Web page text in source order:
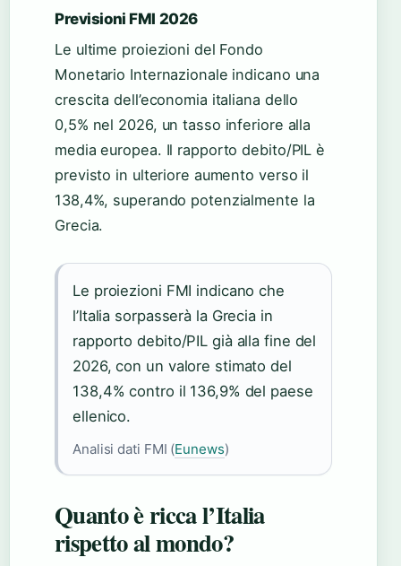
Previsioni FMI 2026
Le ultime proiezioni del Fondo
Monetario Internazionale indicano una
crescita dell’economia italiana dello
0,5% nel 2026, un tasso inferiore alla
media europea. Il rapporto debito/PIL è
previsto in ulteriore aumento verso il
138,4%, superando potenzialmente la
Grecia.
Le proiezioni FMI indicano che
l’Italia sorpasserà la Grecia in
rapporto debito/PIL già alla fine del
2026, con un valore stimato del
138,4% contro il 136,9% del paese
ellenico.
Analisi dati FMI (Eunews)
Quanto è ricca l’Italia
rispetto al mondo?